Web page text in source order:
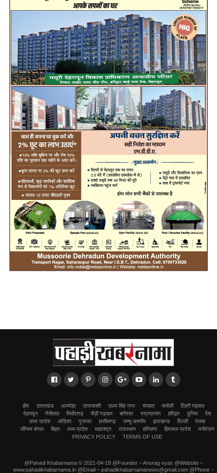
होम उत्तराखंड अल्मोड़ा उत्तरकाशी उधम सिंह नगर चंपावत चमोली
टिहरी गढ़वाल
देहरादून
नैनीताल पिथौरागढ़ पौड़ी गढ़वाल बागेश्वर रुद्रप्रयाग हरिद्वार दुनिया
देश
उत्तर प्रदेश
ओडिशा गुजरात छत्तीसगढ़ जम्मू-कश्मीर झारखण्ड दिल्ली
पंजाब
पश्चिम बंगाल
बिहार मध्य प्रदेश महाराष्ट्र राजस्थान हरियाणा हिमाचल प्रदेश
मनोरंजन
PRIVACY POLICY
TERMS OF USE
@Pahadi Khabarnama © 2021-04-19 @Founder – Anurag vyas @Website –
www.pahadikhabarnama.in @Email – pahadikhabarnamanews@gmail.com @Phone –